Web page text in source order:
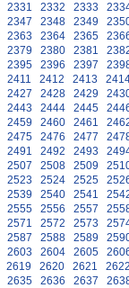
2331 2332 2333
2347 2348 2349
2363 2364 2365
2379 2380 2381
2395 2396 2397
2411 2412 2413
2427 2428 2429
2443 2444 2445
2459 2460 2461
2475 2476 2477
2491 2492 2493
2507 2508 2509
2523 2524 2525
2539 2540 2541
2555 2556 2557
2571 2572 2573
2587 2588 2589
2603 2604 2605
2619 2620 2621
2635 2636 2637